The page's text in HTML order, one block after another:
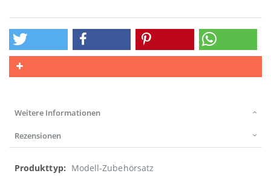
Weitere Informationen
Rezensionen
Weitere
Modell-Zubehörsatz